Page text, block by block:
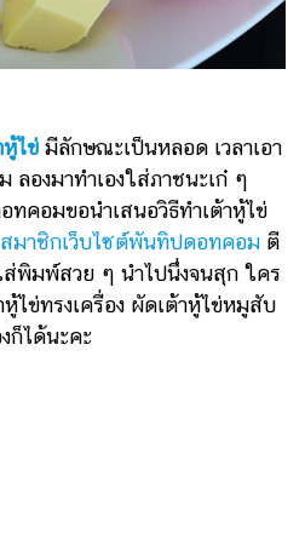
หู้ไข่ มีลักษณะเป็นหลอด เวลาเอา
ลองมาทำเองใส่ภาชนะเก๋ ๆ
ทคอมขอนำเสนอวิธีทำเต้าหู้ไข่
มาชิกเว็บไซต์พันทิปดอทคอม ตี
ส่พิมพ์สวย ๆ นำไปนึ่งจนสุก ใคร
ไข่ทรงเครื่อง ผัดเต้าหู้ไข่หมูสับ
ก็ได้นะคะ